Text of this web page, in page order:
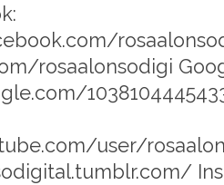
rosaalonsodigi
user/